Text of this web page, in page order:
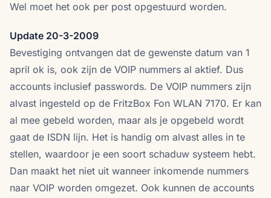
Wel moet het ook per post opgestuurd worden.
Update 20-3-2009
Bevestiging ontvangen dat de gewenste datum van 1
april ok is, ook zijn de VOIP nummers al aktief. Dus
accounts inclusief passwords. De VOIP nummers zijn
alvast ingesteld op de FritzBox Fon WLAN 7170. Er kan
al mee gebeld worden, maar als je opgebeld wordt
gaat de ISDN lijn. Het is handig om alvast alles in te
stellen, waardoor je een soort schaduw systeem hebt.
Dan maakt het niet uit wanneer inkomende nummers
naar VOIP worden omgezet. Ook kunnen de accounts